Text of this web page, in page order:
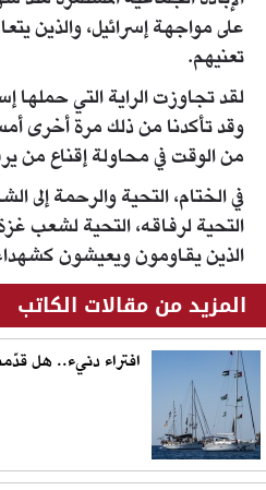
على مواجهة إسرائيل، والذين
تعنيهم.
لقد تجاوزت الراية التي
وقد تأكدنا من ذلك مرة أخرى
من الوقت في محاولة إقناع من
في الختام، التحية والرحمة إلى
التحية لرفاقه، التحية لشعب
الذين يقاومون ويعيشون
المزيد من مقالات الكاتب
افتراء دنيء.. هل